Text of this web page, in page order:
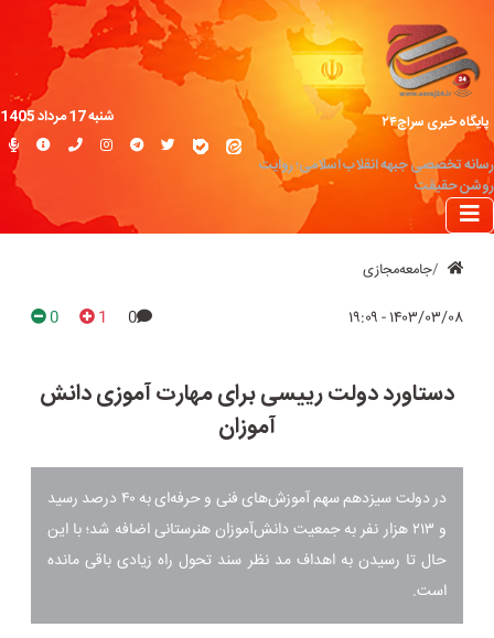
پایگاه خبری سراج۲۴
رسانه تخصصی جبهه انقلاب اسلامی؛ روایت
روشن حقیقت
شنبه 17 مرداد 1405
جامعه‌مجازی
۱۴۰۳/۰۳/۰۸ - ۱۹:۰۹ 0
1
0
دستاورد دولت رییسی برای مهارت آموزی دانش
آموزان
در دولت سیزدهم سهم آموزش‌های فنی و حرفه‌ای به ۴۰ درصد رسید
و ۲۱۳ هزار نفر به جمعیت دانش‌آموزان هنرستانی اضافه شد؛ با این
حال تا رسیدن به اهداف مد نظر سند تحول راه زیادی باقی مانده
است.